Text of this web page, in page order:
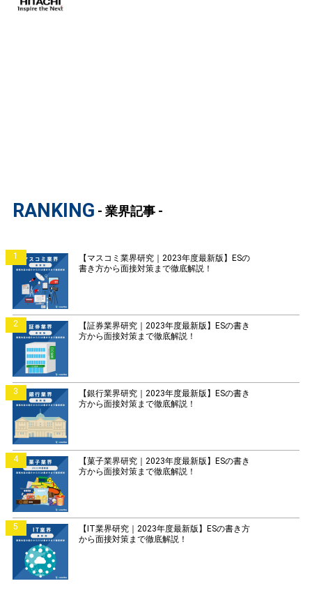
RANKING - 業界記事 -
1
【マスコミ業界研究｜2023年度最新版】ESの
書き方から面接対策まで徹底解説！
2
【証券業界研究｜2023年度最新版】ESの書き
方から面接対策まで徹底解説！
3
【銀行業界研究｜2023年度最新版】ESの書き
方から面接対策まで徹底解説！
4
【菓子業界研究｜2023年度最新版】ESの書き
方から面接対策まで徹底解説！
5
【IT業界研究｜2023年度最新版】ESの書き方
から面接対策まで徹底解説！